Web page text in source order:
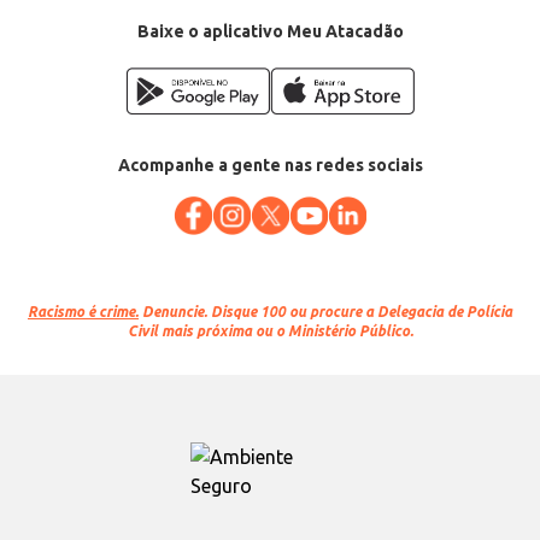
Baixe o aplicativo Meu Atacadão
Acompanhe a gente nas redes sociais
Racismo é crime. Denuncie. Disque 100 ou procure a Delegacia de Polícia
Civil mais próxima ou o Ministério Público.